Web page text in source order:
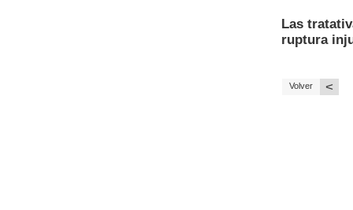
Las
ruptura
Volver <